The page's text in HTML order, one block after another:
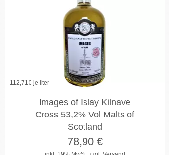
112,71€ je liter
Images of Islay Kilnave
Cross 53,2% Vol Malts of
Scotland
78,90€